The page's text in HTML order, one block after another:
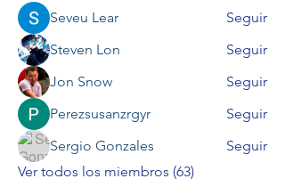
Seveu Lear
Seguir
Steven Lon
Seguir
Jon Snow
Seguir
Perezsusanzrgyr
Seguir
Sergio Gonzales
Seguir
Ver todos los miembros (63)